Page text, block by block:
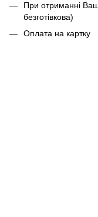
При отриманні
безготівкова)
Оплата на картку